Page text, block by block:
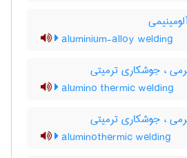
aluminium-alloy welding
، جوشکاری ترمیتی
alumino thermic welding
، جوشکاری ترمیتی
aluminothermic welding